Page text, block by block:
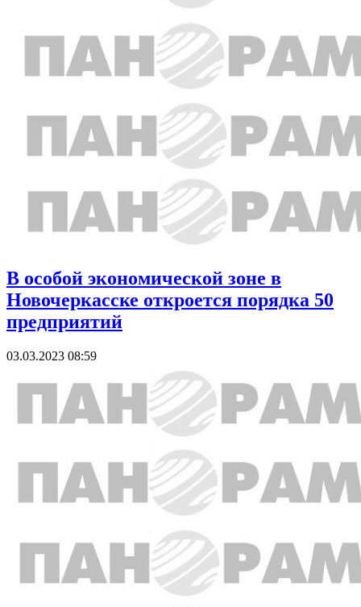
В особой экономической зоне в
Новочеркасске откроется порядка 50
предприятий
03.03.2023 08:59